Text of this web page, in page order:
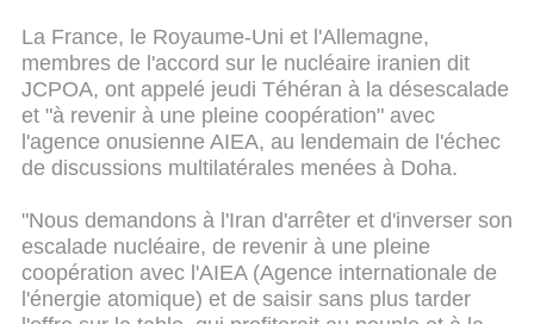
La France, le Royaume-Uni et l'Allemagne,
membres de l'accord sur le nucléaire iranien dit
JCPOA, ont appelé jeudi Téhéran à la désescalade
et "à revenir à une pleine coopération" avec
l'agence onusienne AIEA, au lendemain de l'échec
de discussions multilatérales menées à Doha.
"Nous demandons à l'Iran d'arrêter et d'inverser son
escalade nucléaire, de revenir à une pleine
coopération avec l'AIEA (Agence internationale de
l'énergie atomique) et de saisir sans plus tarder